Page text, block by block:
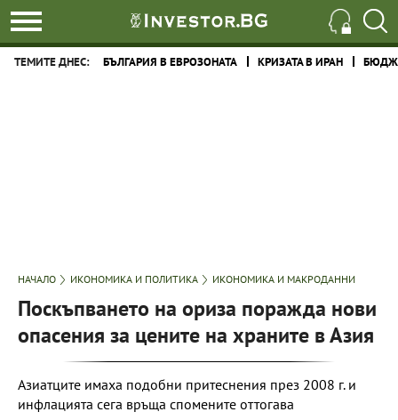
ТЕМИТЕ ДНЕС: БЪЛГАРИЯ В ЕВРОЗОНАТА КРИЗАТА В ИРАН
НАЧАЛО ИКОНОМИКА И ПОЛИТИКА ИКОНОМИКА И МАКРОДАННИ
Поскъпването на ориза поражда нови
опасения за цените на храните в Азия
Азиатците имаха подобни притеснения през 2008 г. и
инфлацията сега връща спомените оттогава